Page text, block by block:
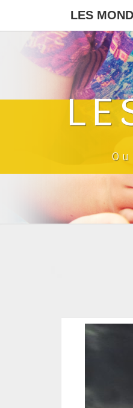
LES